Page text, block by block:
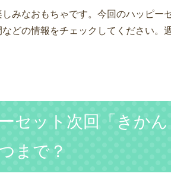
みなおもちゃです。今回のハッピー
どの情報をチェックしてください。
セット次回「きか
まで？